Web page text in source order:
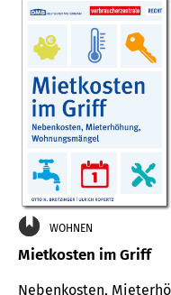
WOHNEN
Mietkosten im Griff
Nebenkosten,